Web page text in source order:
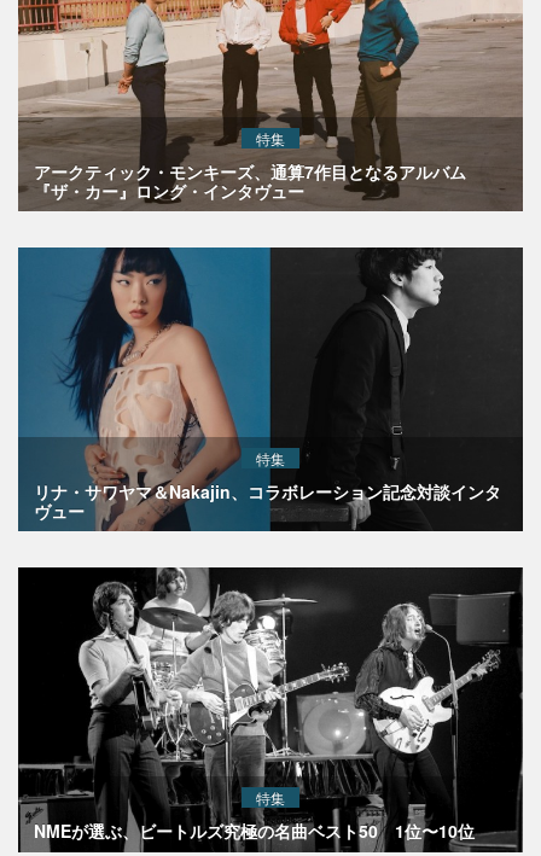
特集
アークティック・モンキーズ、通算7作目となるアルバム
『ザ・カー』ロング・インタヴュー
特集
リナ・サワヤマ＆Nakajin、コラボレーション記念対談インタ
ヴュー
特集
NMEが選ぶ、ビートルズ究極の名曲ベスト50 1位〜10位